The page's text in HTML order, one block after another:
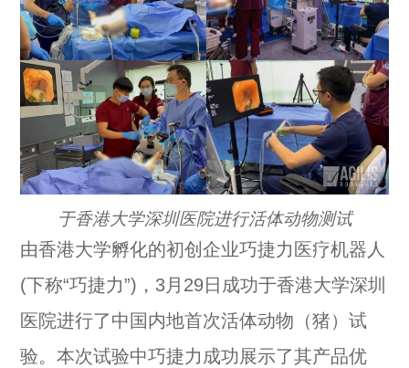
于香港大学深圳医院进行活体动物测试
由香港大学孵化的初创企业巧捷力医疗机器人
(下称“巧捷力”)，3月29日成功于香港大学深圳
医院进行了中国内地首次活体动物（猪）试
验。本次试验中巧捷力成功展示了其产品优